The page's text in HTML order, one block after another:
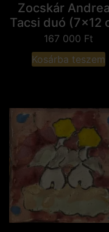
Zocskár
Tacsi duó (7x12
167 000 Ft
Kosárba teszem